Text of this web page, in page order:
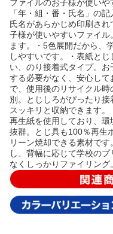
ファイルのお子様が使いや
「年・組・番・氏名」の
氏名があらかじめ印刷さ
子様が使いやすいファイ
ます。・5色展開だから、
しやすいです。・表紙と
い、のり接着式タイプ。
する必要がなく、安心し
で、使用後のリサイクル
別。とじしろがぴったり接
スッキリと収納できます
再生紙を使用しており、
抜群。とじ具も100％再生
リーン焼却できる素材で
し、背幅に応じて学校の
なくしっかりファイリング